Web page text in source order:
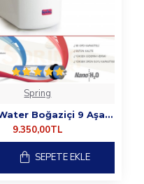
Spring
Spring Water Boğaziçi 9 Aşamalı Su Arıtma Cihazı - LG Membranlı
9.350,00TL
SEPETE EKLE